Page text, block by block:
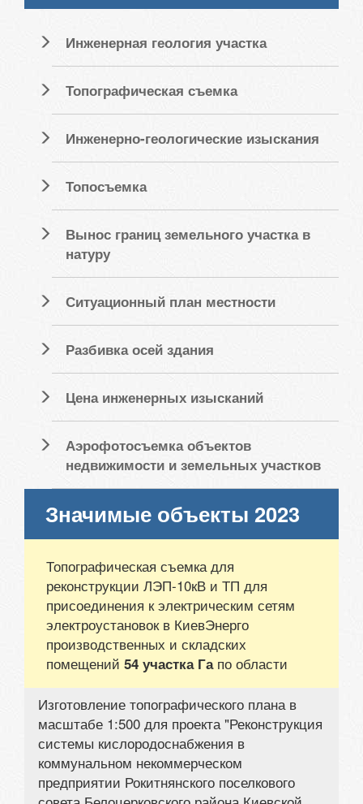
Инженерная геология участка
Топографическая съемка
Инженерно-геологические изыскания
Топосъемка
Вынос границ земельного участка в
натуру
Ситуационный план местности
Разбивка осей здания
Цена инженерных изысканий
Аэрофотосъемка объектов
недвижимости и земельных участков
Значимые объекты 2023
Топографическая съемка для
реконструкции ЛЭП-10кВ и ТП для
присоединения к электрическим сетям
электроустановок в КиевЭнерго
производственных и складских
помещений 54 участка Гапо области
Изготовление топографического плана в
масштабе 1:500 для проекта "Реконструкция
системы кислородоснабжения в
коммунальном некоммерческом
предприятии Рокитнянского поселкового